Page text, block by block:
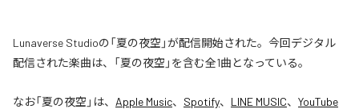
Lunaverse Studioの「夏の夜空」が配信開始された。今回デジタル
配信された楽曲は、「夏の夜空」を含む全1曲となっている。
なお「夏の夜空 」は、 Apple Music、 Spotify、 LINE MUSIC、 YouTube